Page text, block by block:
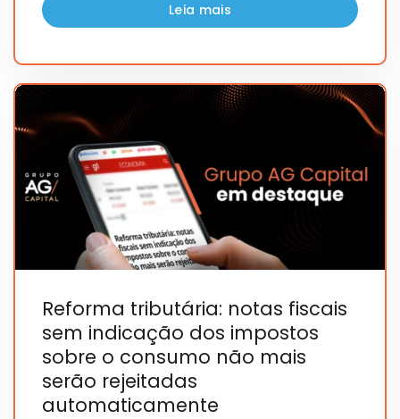
Leia mais
Reforma tributária: notas fiscais
sem indicação dos impostos
sobre o consumo não mais
serão rejeitadas
automaticamente